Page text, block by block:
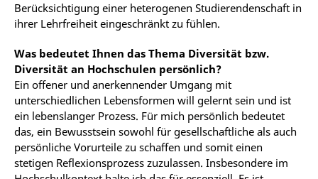
Berücksichtigung einer heterogenen Studierendenschaft in
ihrer Lehrfreiheit eingeschränkt zu fühlen.
Was bedeutet Ihnen das Thema Diversität bzw.
Diversität an Hochschulen persönlich?
Ein offener und anerkennender Umgang mit
unterschiedlichen Lebensformen will gelernt sein und ist
ein lebenslanger Prozess. Für mich persönlich bedeutet
das, ein Bewusstsein sowohl für gesellschaftliche als auch
persönliche Vorurteile zu schaffen und somit einen
stetigen Reflexionsprozess zuzulassen. Insbesondere im